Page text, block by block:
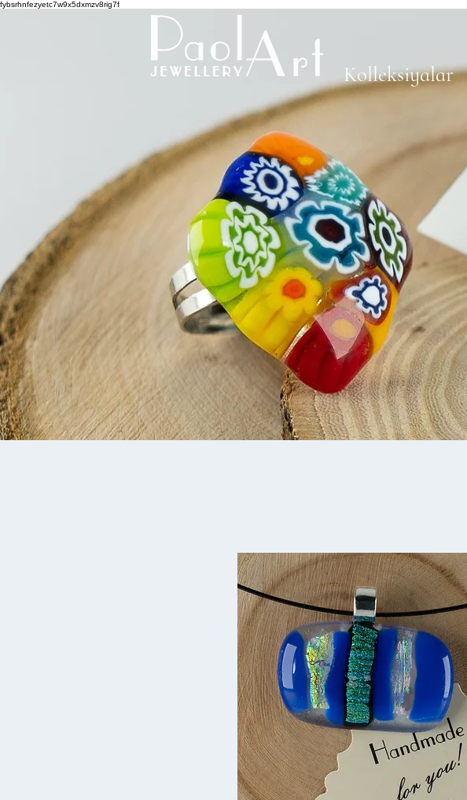
fybsrhnfezyetc7w9x5dxmzv8rig7f
Kolleksiyalar